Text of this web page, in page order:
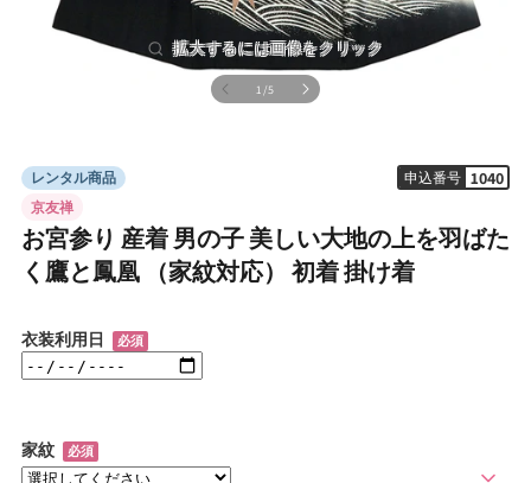
で
メ
ィ
ア
(1)
く
1 /の5
レンタル商品 申込番号 1040
京友禅
お宮参り 産着 男の子 美しい大地の上を羽ばた
く鷹と鳳凰 （家紋対応） 初着 掛け着
衣装利用日 必須
家紋 必須